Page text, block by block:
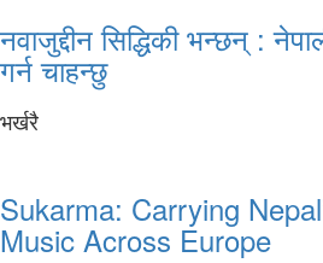
नवाजुद्दीन सिद्धिकी भन्छन् :
गर्न चाहन्छु
भर्खरै
Sukarma: Carrying
Music Across Europe